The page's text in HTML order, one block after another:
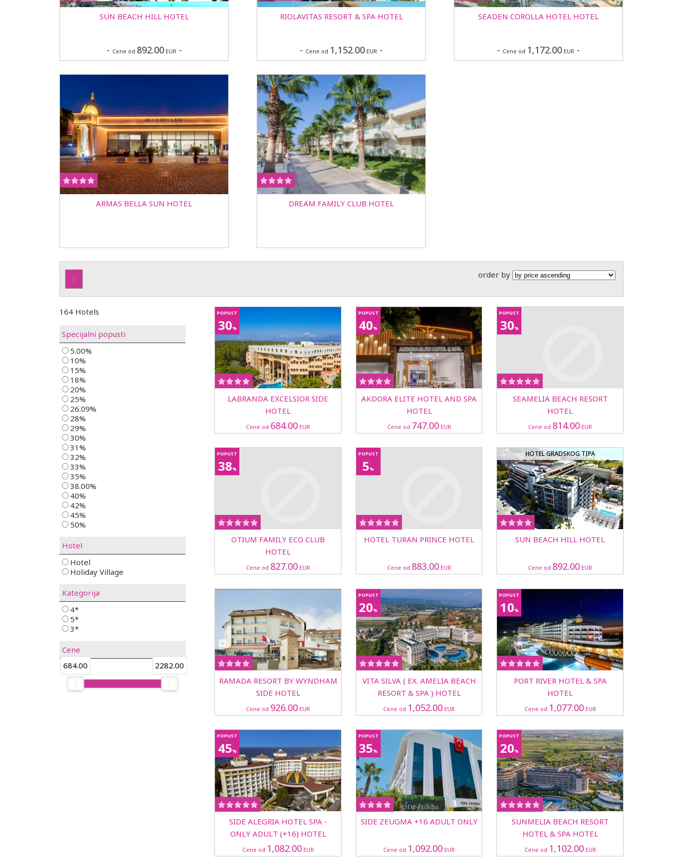
SUN BEACH HILL HOTEL
- Cene od 892.00EUR-
RIOLAVITAS RESORT & SPA HOTEL
- Cene od 1,152.00 EUR -
SEADEN COROLLA HOTEL HOTEL
- Cene od 1,172.00 EUR -
ARMAS BELLA SUN HOTEL DREAM FAMILY CLUB HOTEL
1 order by
164 Hotels
Specijalni popusti
5.00%
10%
15%
18%
20%
25%
26.09%
28%
29%
30%
31%
32%
33%
35%
38.00%
40%
42%
45%
50%
Hotel
Hotel
Holiday Village
Kategorija
4*
5*
3*
Cene
684.00
2282.00
POPUST
30%
LABRANDA EXCELSIOR SIDE
HOTEL
Cene od 684.00 EUR
POPUST
40%
AKDORA ELITE HOTEL AND SPA
HOTEL
Cene od 747.00EUR
POPUST
30%
SEAMELIA BEACH RESORT
HOTEL
Cene od 814.00 EUR
POPUST
38%
OTIUM FAMILY ECO CLUB
HOTEL
Cene od 827.00 EUR
POPUST
5%
HOTEL TURAN PRINCE HOTEL
Cene od 883.00EUR
HOTEL GRADSKOG TIPA
SUN BEACH HILL HOTEL
Cene od 892.00 EUR
RAMADA RESORT BY WYNDHAM
SIDE HOTEL
Cene od 926.00 EUR
POPUST
20%
VITA SILVA ( EX. AMELIA BEACH
RESORT & SPA ) HOTEL
Cene od 1,052.00 EUR
POPUST
10%
PORT RIVER HOTEL & SPA
HOTEL
Cene od 1,077.00EUR
POPUST
45%
SIDE ALEGRIA HOTEL SPA -
ONLY ADULT (+16) HOTEL
Cene od 1,082.00EUR
POPUST
35%
SIDE ZEUGMA +16 ADULT ONLY
Cene od 1,092.00 EUR
POPUST
20%
SUNMELIA BEACH RESORT
HOTEL & SPA HOTEL
Cene od 1,102.00EUR